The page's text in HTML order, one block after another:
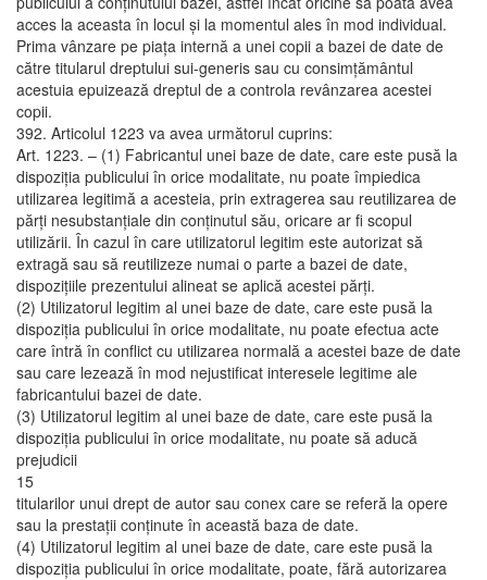
acces la aceasta în locul şi la momentul ales în mod individual.
Prima vânzare pe piaţa internă a unei copii a bazei de date de
către titularul dreptului sui-generis sau cu consimţământul
acestuia epuizează dreptul de a controla revânzarea acestei
copii.
392. Articolul 1223 va avea următorul cuprins:
Art. 1223. – (1) Fabricantul unei baze de date, care este pusă la
dispoziţia publicului în orice modalitate, nu poate împiedica
utilizarea legitimă a acesteia, prin extragerea sau reutilizarea de
părţi nesubstanţiale din conţinutul său, oricare ar fi scopul
utilizării. În cazul în care utilizatorul legitim este autorizat să
extragă sau să reutilizeze numai o parte a bazei de date,
dispoziţiile prezentului alineat se aplică acestei părţi.
(2) Utilizatorul legitim al unei baze de date, care este pusă la
dispoziţia publicului în orice modalitate, nu poate efectua acte
care întră în conflict cu utilizarea normală a acestei baze de date
sau care lezează în mod nejustificat interesele legitime ale
fabricantului bazei de date.
(3) Utilizatorul legitim al unei baze de date, care este pusă la
dispoziţia publicului în orice modalitate, nu poate să aducă
prejudicii
15
titularilor unui drept de autor sau conex care se referă la opere
sau la prestaţii conţinute în această baza de date.
(4) Utilizatorul legitim al unei baze de date, care este pusă la
dispoziţia publicului în orice modalitate, poate, fără autorizarea